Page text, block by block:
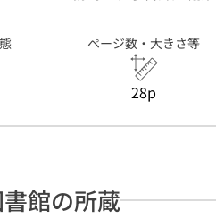
ページ数・大きさ等
28p
館の所蔵